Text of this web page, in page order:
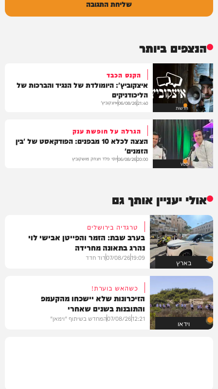
שליחת התגובה
הנצפים ביותר
חדשות
הקנס הכבד
איצקוביץ': היומולדת של הנגיד והברכות של
הליכודניקים
21:40
06/08/26איצקוביץ'
VOD
הגרלה על חופשת ענק
הצצה לכלא 10 מבפנים: הפודקאסט של 'בין
הזמנים'
20:00
06/08/26יוסי פלד ויצחק מושקוביץ
אולי יעניין אותך גם
בארץ
טרגדיה בירושלים
בערב שבת: הזמר והפייטן אבישי לוי
נהרג בתאונה מחרידה
19:09
07/08/26דוד חדד
וידאו
כשהאש בוערת!
הזיכרונות שלא יישכחו מהקעמפ
והתובנות בשנים שאחרי
12:21
07/08/26המחדש בשיתוף "וימאן"